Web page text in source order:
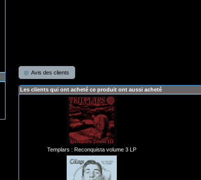
Avis des clients
Les clients qui ont acheté ce produit ont aussi acheté
Templars : Reconquista volume 3 LP